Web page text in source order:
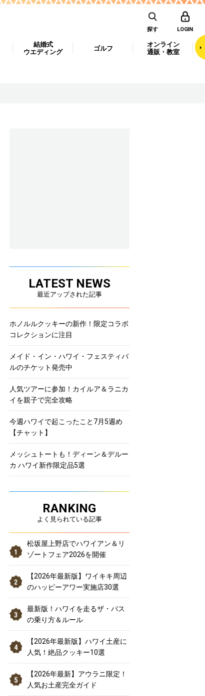
探す LOGIN
結婚式
ウエディング
ゴルフ
オンライン
通販・教室
LATEST NEWS
最近アップされた記事
ホノルルクッキーの新作！限定コラボ
コレクションに注目
メイド・イン・ハワイ・フェスティバ
ルのチケット発売中
人気ツアーに参加！カイルア＆ラニカ
イを親子で完全攻略
今週ハワイで起こったこと7月5週め
【チャット】
メッシュトートも！ディーン＆デルー
カ ハワイ新作限定品5選
RANKING
よく見られている記事
松坂屋上野店でハワイアン＆リ
ゾートフェア2026を開催
【2026年最新版】ワイキキ周辺
のハッピーアワー実施店30選
最新版！ハワイを走るザ・バス
の乗り方＆ルール
【2026年最新版】ハワイ土産に
人気！絶品クッキー10選
【2026年最新】アウラニ限定！
人気お土産完全ガイド